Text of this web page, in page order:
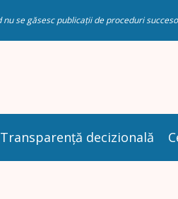
se găsesc publicații de proceduri
Transparență decizională